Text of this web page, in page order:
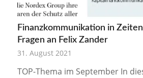
Finanzkommunikation in
Fragen an Felix Zander
31. August 2021
TOP-Thema im September In